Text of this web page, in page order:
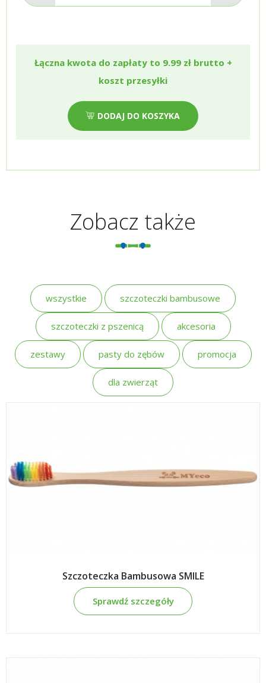
Łączna kwota do zapłaty to 9.99zł brutto +
koszt przesyłki
DODAJ DO KOSZYKA
Zobacz także
wszystkie szczoteczki bambusowe
szczoteczki z pszenicą akcesoria
zestawy pasty do zębów promocja
dla zwierząt
Szczoteczka Bambusowa SMILE
Sprawdź szczegóły